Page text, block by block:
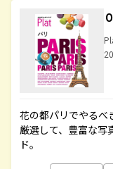
花の都パリでやるべ
厳選して、豊富な写
ド。